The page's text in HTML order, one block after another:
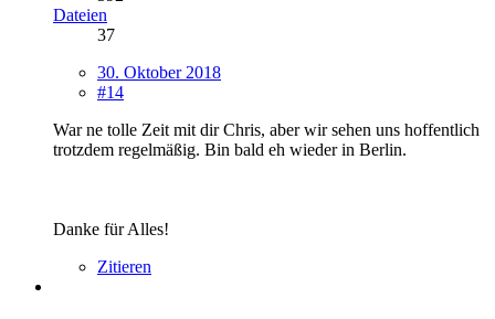
Dateien
37
30. Oktober 2018
#14
War ne tolle Zeit mit dir Chris, aber wir sehen uns hoffentlich
trotzdem regelmäßig. Bin bald eh wieder in Berlin.
Danke für Alles!
Zitieren